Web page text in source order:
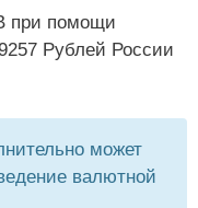
при помощи
Рублей России
может
валютной